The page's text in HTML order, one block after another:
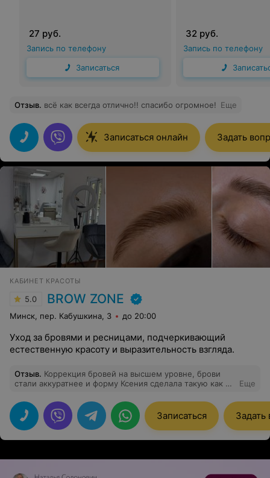
27 руб.
Запись по телефону
Записаться
32 руб.
Запись по телефону
Отзыв. всё как всегда отлично!! спасибо огромное! Еще
Записаться онлайн Задать
КАБИНЕТ КРАСОТЫ
5.0 BROW ZONE
Минск, пер. Кабушкина, 3 до 20:00
Уход за бровями и ресницами, подчеркивающий
естественную красоту и выразительность взгляда.
Отзыв. Коррекция бровей на высшем уровне, брови
стали аккуратнее и форму Ксения сделала такую как я
буду теперь постоянным клиентом.
Еще
Записаться Задать